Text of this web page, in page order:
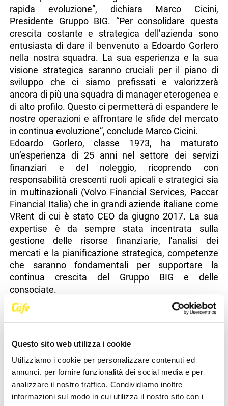
Questo sito web utilizza i cookie
Utilizziamo i cookie per personalizzare contenuti ed
annunci, per fornire funzionalità dei social media e per
analizzare il nostro traffico. Condividiamo inoltre
informazioni sul modo in cui utilizza il nostro sito con i
rapida evoluzione”, dichiara Marco Cicini,
Presidente Gruppo BIG. “Per consolidare questa
crescita costante e strategica dell’azienda sono
entusiasta di dare il benvenuto a Edoardo Gorlero
nella nostra squadra. La sua esperienza e la sua
visione strategica saranno cruciali per il piano di
sviluppo che ci siamo prefissati e valorizzerà
ancora di più una squadra di manager eterogenea e
di alto profilo. Questo ci permetterà di espandere le
nostre operazioni e affrontare le sfide del mercato
in continua evoluzione”, conclude Marco Cicini.
Edoardo Gorlero, classe 1973, ha maturato
un’esperienza di 25 anni nel settore dei servizi
finanziari e del noleggio, ricoprendo con
responsabilità crescenti ruoli apicali e strategici sia
in multinazionali (Volvo Financial Services, Paccar
Financial Italia) che in grandi aziende italiane come
VRent di cui è stato CEO da giugno 2017. La sua
expertise è da sempre stata incentrata sulla
gestione delle risorse finanziarie, l'analisi dei
mercati e la pianificazione strategica, competenze
che saranno fondamentali per supportare la
continua crescita del Gruppo BIG e delle
consociate.
Edoardo Gorlero ha commentato: "Sono molto
felice di entrare a far parte di questo Gruppo, che
ammiro per il suo impegno su innovazione,
centralità del cliente e soluzioni di mobilità efficaci.
Questa nuova avventura rappresenta per me
un’opportunità straordinaria per contribuire alla
crescita di un’azienda così dinamica e far parte di
un gruppo già affiatato e performante. Sono pronto
a mettere a disposizione la mia esperienza e le mie